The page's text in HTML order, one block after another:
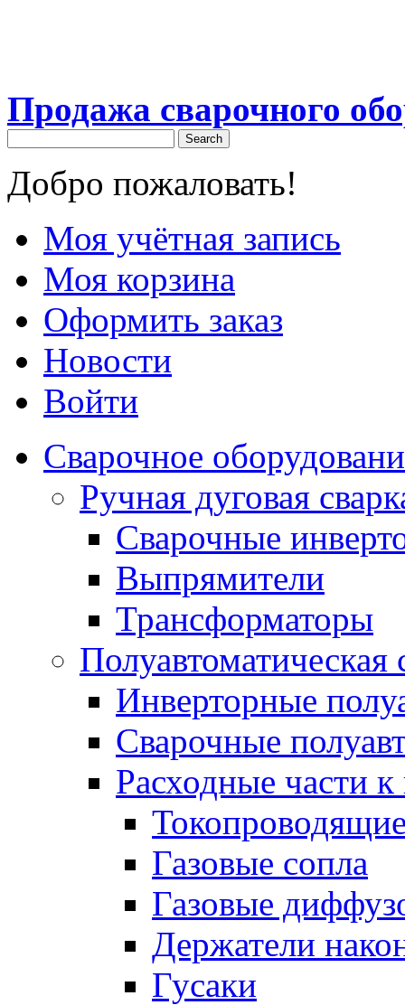
Продажа сварочного
Search
Добро пожаловать!
Моя учётная запись
Моя корзина
Оформить заказ
Новости
Войти
Сварочное
Ручная дуговая
Сварочные
Выпрямители
Трансформаторы
Инверторные
Сварочные
Расходные части
Газовые сопла
Газовые
Держатели
Гусаки